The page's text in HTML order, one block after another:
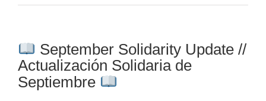
September Solidarity Update //
Actualización Solidaria de
Septiembre